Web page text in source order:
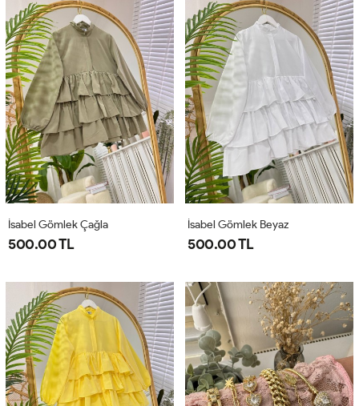
İsabel Gömlek Çağla
500.00 TL
İsabel Gömlek Beyaz
500.00 TL